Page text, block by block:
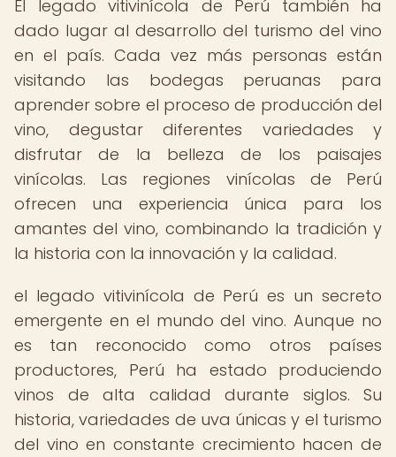
El legado vitivinícola de Perú también ha
dado lugar al desarrollo del turismo del vino
en el país. Cada vez más personas están
visitando las bodegas peruanas para
aprender sobre el proceso de producción del
vino, degustar diferentes variedades y
disfrutar de la belleza de los paisajes
vinícolas. Las regiones vinícolas de Perú
ofrecen una experiencia única para los
amantes del vino, combinando la tradición y
la historia con la innovación y la calidad.
el legado vitivinícola de Perú es un secreto
emergente en el mundo del vino. Aunque no
es tan reconocido como otros países
productores, Perú ha estado produciendo
vinos de alta calidad durante siglos. Su
historia, variedades de uva únicas y el turismo
del vino en constante crecimiento hacen de